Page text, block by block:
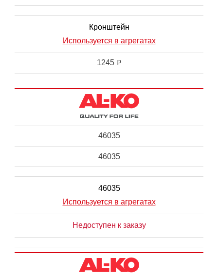
Кронштейн
Используется в агрегатах
1245 i
46035
46035
46035
Используется в агрегатах
Недоступен к заказу